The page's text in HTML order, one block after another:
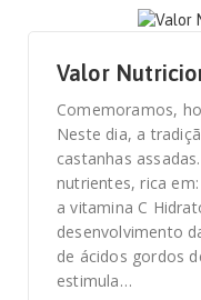
Valor
Comemoramos,
Neste dia, a
castanhas
nutrientes, rica
a vitamina C
desenvolvimento
de ácidos gordos
estimula…